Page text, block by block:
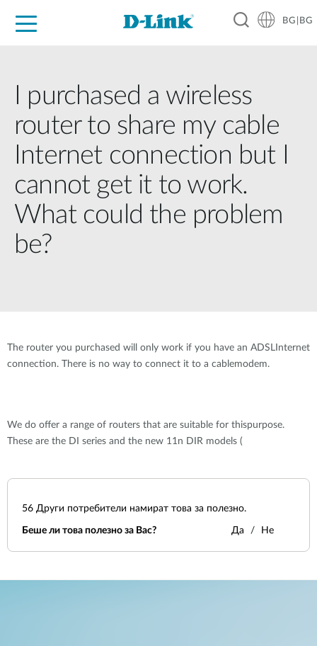
BG|BG
I purchased a wireless
router to share my cable
Internet connection but I
cannot get it to work.
What could the problem
be?
The router you purchased will only work if you have an ADSLInternet
connection. There is no way to connect it to a cablemodem.
We do offer a range of routers that are suitable for thispurpose.
These are the DI series and the new 11n DIR models (
56 Други потребители намират това за полезно.
Беше ли това полезно за Вас? Да Не